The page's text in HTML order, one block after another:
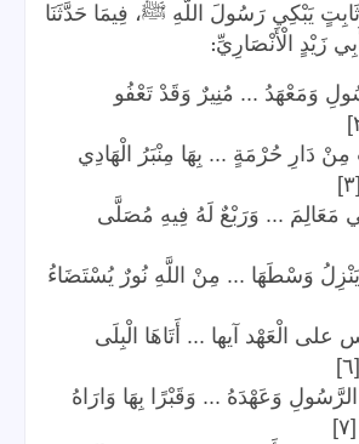
يَبْكِي رَسُولَ اللَّهِ ﷺ، فِيمَا حَدَّثَنَا
زَيْدٍ الْأَنْصَارِيِّ:
وَمَعْهَدُ ... مُنِيرٌ وَقَدْ تَعْفُو
مِنْ دَارِ حُرْمَةٍ ... بِهَا مِنْبَرُ الْهَادِي
مَعَالِمَ ... وَرَبْعٌ لَهُ فِيهِ مُصَلَّى
وَسْطَهَا ... مِنْ اللَّهِ نُورٌ يُسْتَضَاءُ
الْعَهْد آيها ... أَتَاهَا الْبِلَى
وَعَهْدَهُ ... وَقَبْرًا بِهَا وَارَاهُ